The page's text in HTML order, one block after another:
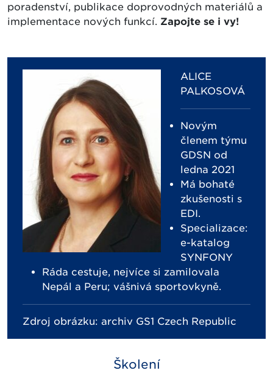
poradenství, publikace doprovodných materiálů a
implementace nových funkcí. Zapojte se i vy!
ALICE
PALKOSOVÁ
Novým
členem týmu
GDSN od
ledna 2021
Má bohaté
zkušenosti s
EDI.
Specializace:
e-katalog
SYNFONY
Ráda cestuje, nejvíce si zamilovala
Nepál a Peru; vášnivá sportovkyně.
Zdroj obrázku: archiv GS1 Czech Republic
Školení